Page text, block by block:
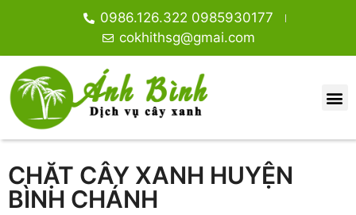
0986.126.322 0985930177
cokhithsg@gmai.com
CHẶT CÂY XANH HUYỆN
BÌNH CHÁNH